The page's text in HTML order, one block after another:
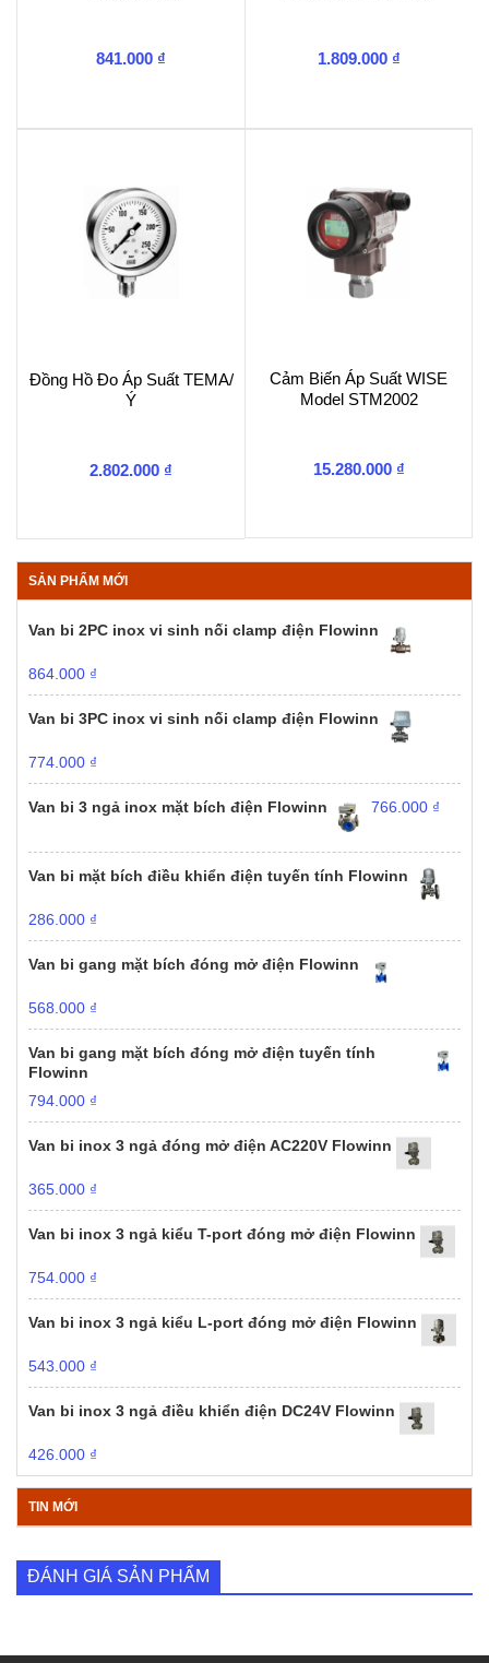
841.000 ₫ 1.809.000 ₫
Đồng Hồ Đo Áp Suất TEMA/
Ý
2.802.000 ₫
Cảm Biến Áp Suất WISE
Model STM2002
15.280.000 ₫
SẢN PHẨM MỚI
Van bi 2PC inox vi sinh nối clamp điện Flowinn
864.000 ₫
Van bi 3PC inox vi sinh nối clamp điện Flowinn
774.000 ₫
Van bi 3 ngả inox mặt bích điện Flowinn 766.000 ₫
Van bi mặt bích điều khiển điện tuyến tính Flowinn
286.000 ₫
Van bi gang mặt bích đóng mở điện Flowinn
568.000 ₫
Van bi gang mặt bích đóng mở điện tuyến tính
Flowinn
794.000 ₫
Van bi inox 3 ngả đóng mở điện AC220V Flowinn
365.000 ₫
Van bi inox 3 ngả kiểu T-port đóng mở điện Flowinn
754.000 ₫
Van bi inox 3 ngả kiểu L-port đóng mở điện Flowinn
543.000 ₫
Van bi inox 3 ngả điều khiển điện DC24V Flowinn
426.000 ₫
TIN MỚI
ĐÁNH GIÁ SẢN PHẨM